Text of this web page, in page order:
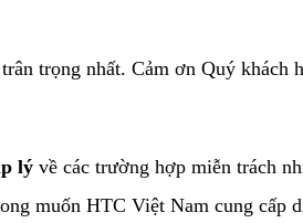
trọng nhất. Cảm ơn Quý khách
lý về các trường hợp miễn trách
muốn HTC Việt Nam cung